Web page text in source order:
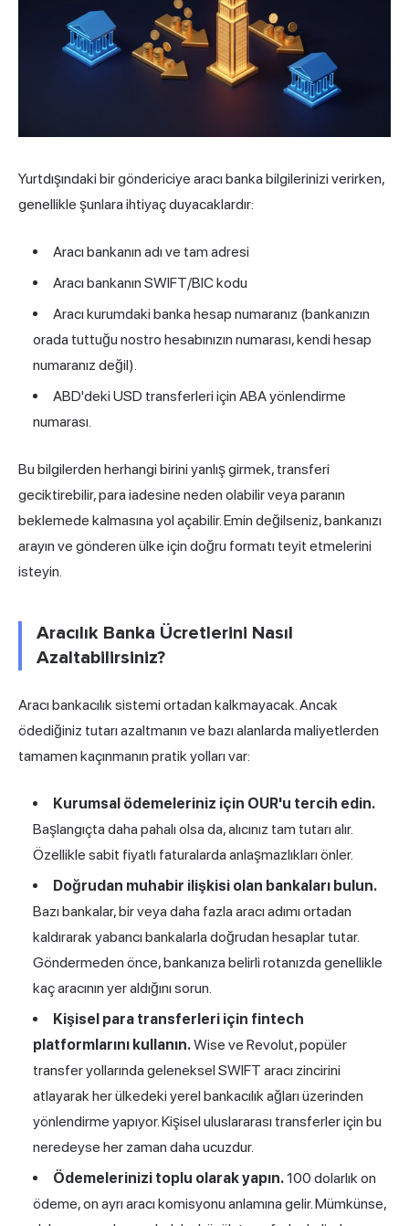
Yurtdışındaki bir göndericiye aracı banka bilgilerinizi verirken,
genellikle şunlara ihtiyaç duyacaklardır:
Aracı bankanın adı ve tam adresi
Aracı bankanın SWIFT/BIC kodu
Aracı kurumdaki banka hesap numaranız (bankanızın
orada tuttuğu nostro hesabınızın numarası, kendi hesap
numaranız değil).
ABD'deki USD transferleri için ABAyönlendirme
numarası.
Bu bilgilerden herhangi birini yanlış girmek, transferi
geciktirebilir, para iadesine neden olabilir veya paranın
beklemede kalmasına yol açabilir. Emin değilseniz, bankanızı
arayın ve gönderen ülke için doğru formatı teyit etmelerini
isteyin.
Aracılık Banka Ücretlerini Nasıl
Azaltabilirsiniz?
Aracı bankacılık sistemi ortadan kalkmayacak. Ancak
ödediğiniz tutarı azaltmanın ve bazı alanlarda maliyetlerden
tamamen kaçınmanın pratik yolları var:
Kurumsal ödemeleriniz için OUR'u tercih edin.
Başlangıçta daha pahalı olsa da, alıcınız tam tutarı alır.
Özellikle sabit fiyatlı faturalarda anlaşmazlıkları önler.
Doğrudan muhabir ilişkisi olan bankaları bulun.
Bazı bankalar, bir veya daha fazla aracı adımı ortadan
kaldırarak yabancı bankalarla doğrudan hesaplar tutar.
Göndermeden önce, bankanıza belirli rotanızda genellikle
kaç aracının yer aldığını sorun.
Kişisel para transferleri için fintech
platformlarını kullanın.Wise ve Revolut, popüler
transfer yollarında geleneksel SWIFT aracı zincirini
atlayarak her ülkedeki yerel bankacılık ağları üzerinden
yönlendirme yapıyor. Kişisel uluslararası transferler için bu
neredeyse her zaman daha ucuzdur.
Ödemelerinizi toplu olarak yapın.100 dolarlık on
ödeme, on ayrı aracı komisyonu anlamına gelir. Mümkünse,